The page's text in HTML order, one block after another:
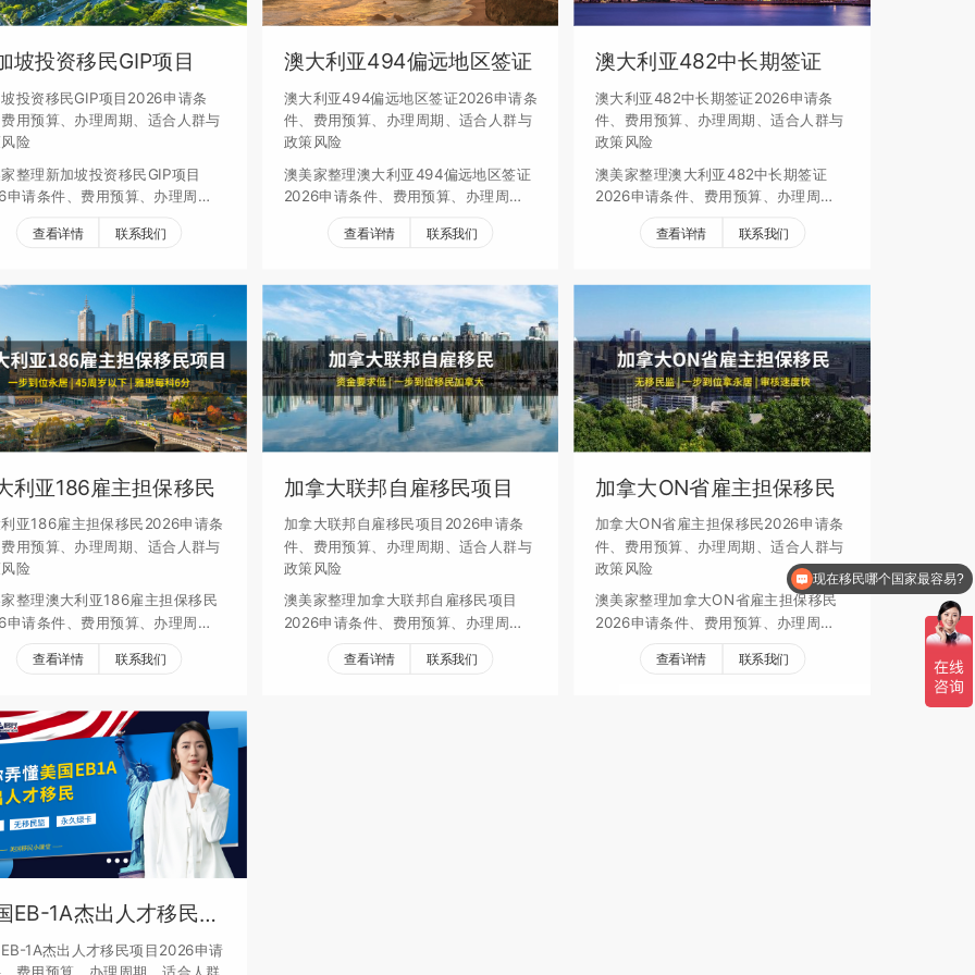
坡投资移民GIP项目
投资移民GIP项目2026申请条
用预算、办理周期、适合人群与
险
整理新加坡投资移民GIP项目
申请条件、费用预算、办理周
合人群、续签要求和政策风险，
庭评估身份规划。
查看详情 联系我们
澳大利亚494偏远地区签证
澳大利亚494偏远地区签证2026申请条
件、费用预算、办理周期、适合人群与
政策风险
澳美家整理澳大利亚494偏远地区签证
2026申请条件、费用预算、办理周
期、适合人群、续签要求和政策风险，
帮助家庭评估身份规划。
查看详情 联系我们
澳大利亚482中长期签证
澳大利亚482中长期签证2026申请条
件、费用预算、办理周期、适合人群与
政策风险
澳美家整理澳大利亚482中长期签证
2026申请条件、费用预算、办理周
期、适合人群、续签要求和政策风险，
帮助家庭评估身份规划。
查看详情 联系我们
利亚186雇主担保移民
亚186雇主担保移民2026申请条
用预算、办理周期、适合人群与
险
整理澳大利亚186雇主担保移民
申请条件、费用预算、办理周
合人群、续签要求和政策风险，
庭评估身份规划。
查看详情 联系我们
加拿大联邦自雇移民项目
加拿大联邦自雇移民项目2026申请条
件、费用预算、办理周期、适合人群与
政策风险
澳美家整理加拿大联邦自雇移民项目
2026申请条件、费用预算、办理周
期、适合人群、续签要求和政策风险，
帮助家庭评估身份规划。
查看详情 联系我们
加拿大ON省雇主担保移民
加拿大ON省雇主担保移民2026申请条
件、费用预算、办理周期、适合人群与
政策风险
澳美家整理加拿大ON省雇主担保移民
2026申请条件、费用预算、办理周
期、适合人群、续签要求和政策风险，
帮助家庭评估身份规划。
查看详情 联系我们
EB-1A杰出人才移民项
1A杰出人才移民项目2026申请
现在移民哪个国家最容易?